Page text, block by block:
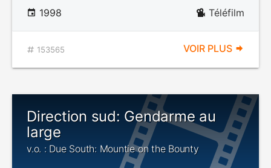
1998 Téléfilm
153565 VOIR PLUS
Direction sud: Gendarme au
large
v.o. : Due South: Mountie on the Bounty